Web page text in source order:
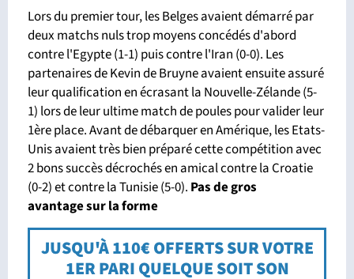
Lors du premier tour, les Belges avaient démarré par
deux matchs nuls trop moyens concédés d'abord
contre l'Egypte (1-1) puis contre l'Iran (0-0). Les
partenaires de Kevin de Bruyne avaient ensuite assuré
leur qualification en écrasant la Nouvelle-Zélande (5-
1) lors de leur ultime match de poules pour valider leur
1ère place. Avant de débarquer en Amérique, les Etats-
Unis avaient très bien préparé cette compétition avec
2 bons succès décrochés en amical contre la Croatie
(0-2) et contre la Tunisie (5-0). Pas de gros
avantagesur la forme
JUSQU'À 110€ OFFERTS SUR VOTRE
1ER PARI QUELQUE SOIT SON